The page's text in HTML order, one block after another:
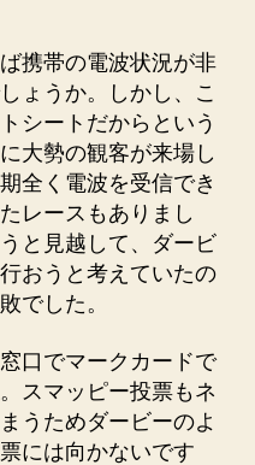
携帯の電波状況が非
ょうか。しかし、こ
シートだからという
大勢の観客が来場し
全く電波を受信でき
レースもありまし
と見越して、ダービ
おうと考えていたの
でした。
口でマークカードで
スマッピー投票もネ
うためダービーのよ
には向かないです